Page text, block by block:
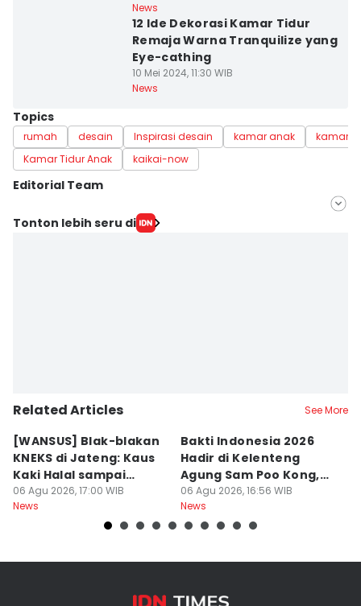
News
12 Ide Dekorasi Kamar Tidur
Remaja Warna Tranquilize yang
Eye-cathing
10 Mei 2024, 11:30 WIB
News
Topics
rumah desain Inspirasi desain kamar anak
kamar
Kamar Tidur Anak
kaikai-now
Editorial Team
Editor
Tonton lebih seru di
Related Articles See More
[WANSUS] Blak-blakan
KNEKS di Jateng: Kaus
Kaki Halal sampai
Wisata Ramah Muslim
yang Diminati
06 Agu 2026, 17:00 WIB
News
Bakti Indonesia 2026
Hadir di Kelenteng
Agung Sam Poo Kong,
Sasar 5 Ribu Warga
06 Agu 2026, 16:56 WIB
News